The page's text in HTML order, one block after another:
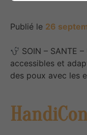
Publié le 26
SOIN – SANTE
accessibles et
des poux avec les